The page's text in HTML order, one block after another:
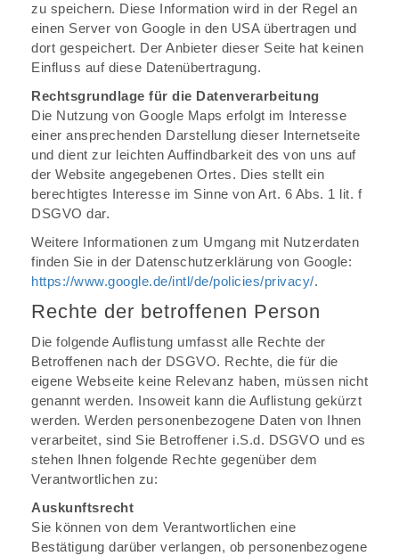
zu speichern. Diese Information wird in der Regel an
einen Server von Google in den USA übertragen und
dort gespeichert. Der Anbieter dieser Seite hat keinen
Einfluss auf diese Datenübertragung.
Rechtsgrundlage für die Datenverarbeitung
Die Nutzung von Google Maps erfolgt im Interesse
einer ansprechenden Darstellung dieser Internetseite
und dient zur leichten Auffindbarkeit des von uns auf
der Website angegebenen Ortes. Dies stellt ein
berechtigtes Interesse im Sinne von Art. 6 Abs. 1 lit. f
DSGVO dar.
Weitere Informationen zum Umgang mit Nutzerdaten
finden Sie in der Datenschutzerklärung von Google:
https://www.google.de/intl/de/policies/privacy/.
Rechte der betroffenen Person
Die folgende Auflistung umfasst alle Rechte der
Betroffenen nach der DSGVO. Rechte, die für die
eigene Webseite keine Relevanz haben, müssen nicht
genannt werden. Insoweit kann die Auflistung gekürzt
werden. Werden personenbezogene Daten von Ihnen
verarbeitet, sind Sie Betroffener i.S.d. DSGVO und es
stehen Ihnen folgende Rechte gegenüber dem
Verantwortlichen zu:
Auskunftsrecht
Sie können von dem Verantwortlichen eine
Bestätigung darüber verlangen, ob personenbezogene